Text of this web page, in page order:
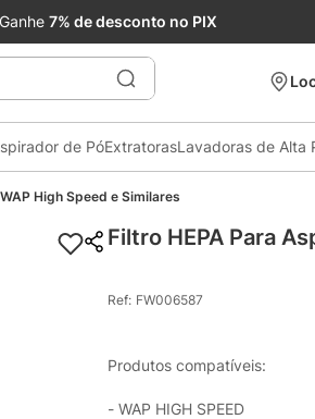
Ganhe 7% de desconto no PIX
de PóExtratorasLavadoras de Alta
High Speed e Similares
Filtro HEPA Para
Ref: FW006587
Produtos compatíveis:
- WAP HIGH SPEED